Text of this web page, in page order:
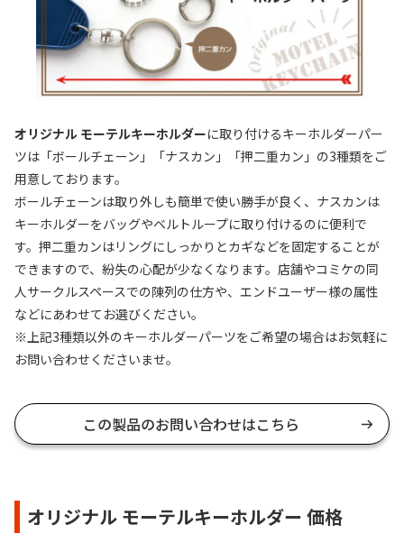
オリジナル モーテルキーホルダーに取り付けるキーホルダーパー
ツは「ボールチェーン」「ナスカン」「押二重カン」の3種類をご
用意しております。
ボールチェーンは取り外しも簡単で使い勝手が良く、ナスカンは
キーホルダーをバッグやベルトループに取り付けるのに便利で
す。押二重カンはリングにしっかりとカギなどを固定することが
できますので、紛失の心配が少なくなります。店舗やコミケの同
人サークルスペースでの陳列の仕方や、エンドユーザー様の属性
などにあわせてお選びください。
※上記3種類以外のキーホルダーパーツをご希望の場合はお気軽に
お問い合わせくださいませ。
この製品のお問い合わせはこちら
オリジナル モーテルキーホルダー 価格